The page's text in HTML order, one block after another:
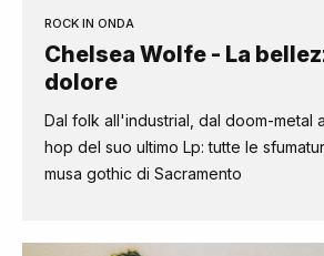
ROCK IN ONDA
Chelsea Wolfe - La
dolore
Dal folk all'industrial, dal doom-metal
hop del suo ultimo Lp: tutte le
musa gothic di Sacramento